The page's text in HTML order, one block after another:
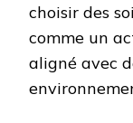
choisir des
comme un
aligné avec